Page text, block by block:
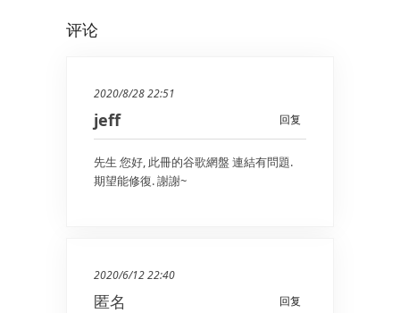
评论
2020/8/28 22:51
回复
jeff
先生 您好, 此冊的谷歌網盤 連結有問題.
期望能修復. 謝謝~
2020/6/12 22:40
回复
匿名